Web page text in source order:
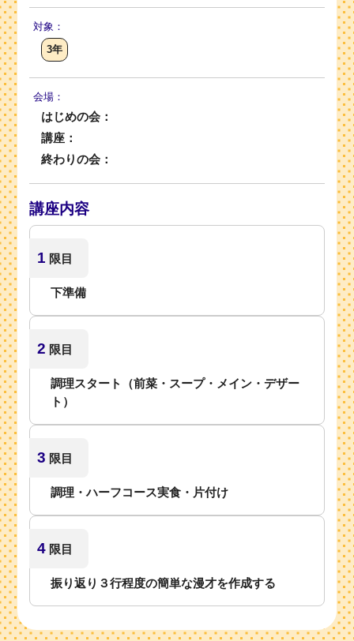
対象：
3年
会場：
はじめの会：
講座：
終わりの会：
講座内容
1 限目
下準備
2 限目
調理スタート（前菜・スープ・メイン・デザー
ト）
3 限目
調理・ハーフコース実食・片付け
4 限目
振り返り３行程度の簡単な漫才を作成する